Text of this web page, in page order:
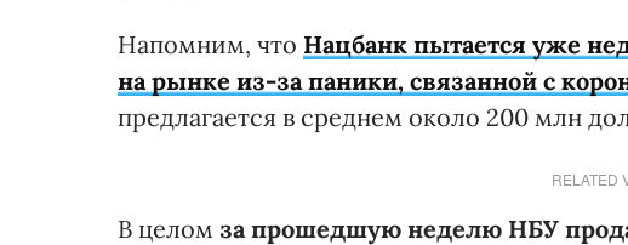
Напомним, что Нацбанк пытается уже
на рынке из-за паники, связанной с
предлагается в среднем около 200 млн
RELATED
В целом за прошедшую неделю НБУ